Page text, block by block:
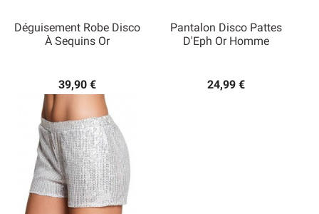
Déguisement Robe Disco
À Sequins Or
39,90 €
Pantalon Disco Pattes
D'Eph Or Homme
24,99 €